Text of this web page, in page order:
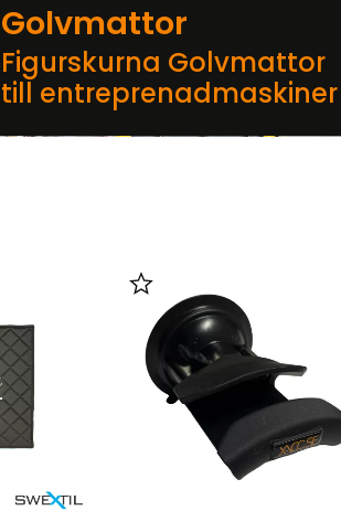
Golvmattor
Figurskurna Golvmattor
till entreprenadmaskiner
Lägg till i favoriter